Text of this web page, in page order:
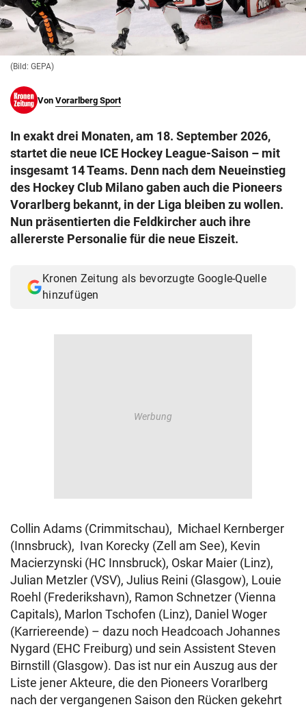
© Krone Multimedia GmbH & Co KG 2026
Muthgasse 2, 1190 Wien
(Bild: GEPA)
Von Vorarlberg Sport
In exakt drei Monaten, am 18. September 2026,
startet die neue ICE Hockey League-Saison – mit
insgesamt 14 Teams. Denn nach dem Neueinstieg
des Hockey Club Milano gaben auch die Pioneers
Vorarlberg bekannt, in der Liga bleiben zu wollen.
Nun präsentierten die Feldkircher auch ihre
allererste Personalie für die neue Eiszeit.
Kronen Zeitung als bevorzugte Google-Quelle
hinzufügen
Collin Adams (Crimmitschau), Michael Kernberger
(Innsbruck), Ivan Korecky (Zell am See), Kevin
Macierzynski (HC Innsbruck), Oskar Maier (Linz),
Julian Metzler (VSV), Julius Reini (Glasgow), Louie
Roehl (Frederikshavn), Ramon Schnetzer (Vienna
Capitals), Marlon Tschofen (Linz), Daniel Woger
(Karriereende) – dazu noch Headcoach Johannes
Nygard (EHC Freiburg) und sein Assistent Steven
Birnstill (Glasgow). Das ist nur ein Auszug aus der
Liste jener Akteure, die den Pioneers Vorarlberg
nach der vergangenen Saison den Rücken gekehrt